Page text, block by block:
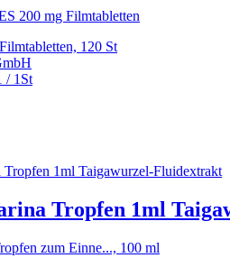
120 St
/ 1St
Tropfen 1ml
zum Einne..., 100 ml